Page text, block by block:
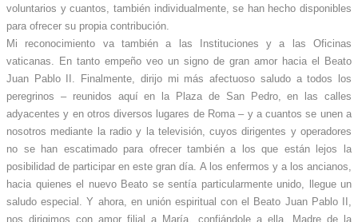
voluntarios y cuantos, también individualmente, se han hecho disponibles
para ofrecer su propia contribución.
Mi reconocimiento va también a las Instituciones y a las Oficinas
vaticanas. En tanto empeño veo un signo de gran amor hacia el Beato
Juan Pablo II. Finalmente, dirijo mi más afectuoso saludo a todos los
peregrinos – reunidos aquí en la Plaza de San Pedro, en las calles
adyacentes y en otros diversos lugares de Roma – y a cuantos se unen a
nosotros mediante la radio y la televisión, cuyos dirigentes y operadores
no se han escatimado para ofrecer también a los que están lejos la
posibilidad de participar en este gran día. A los enfermos y a los ancianos,
hacia quienes el nuevo Beato se sentía particularmente unido, llegue un
saludo especial. Y ahora, en unión espiritual con el Beato Juan Pablo II,
nos dirigimos con amor filial a María, confiándole a ella, Madre de la